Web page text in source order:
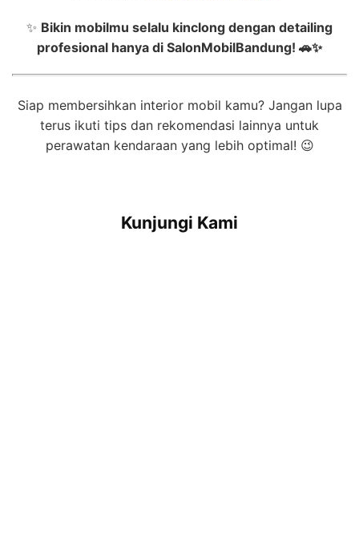
✨ Bikin mobilmu selalu kinclong dengan detailing
profesional hanya di SalonMobilBandung! 🚗✨
Siap membersihkan interior mobil kamu? Jangan lupa
terus ikuti tips dan rekomendasi lainnya untuk
perawatan kendaraan yang lebih optimal! 😉
Kunjungi Kami